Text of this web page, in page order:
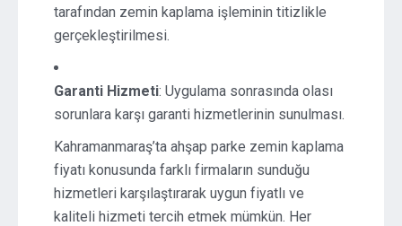
tarafından zemin kaplama işleminin titizlikle
gerçekleştirilmesi.
Garanti Hizmeti: Uygulama sonrasında olası
sorunlara karşı garanti hizmetlerinin sunulması.
Kahramanmaraş’ta ahşap parke zemin kaplama
fiyatı konusunda farklı firmaların sunduğu
hizmetleri karşılaştırarak uygun fiyatlı ve
kaliteli hizmeti tercih etmek mümkün. Her